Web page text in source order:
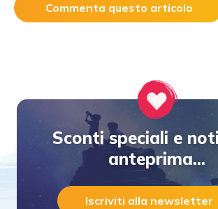
Commenta questo articolo
Sconti speciali e
anteprima...
Iscriviti alla newsletter